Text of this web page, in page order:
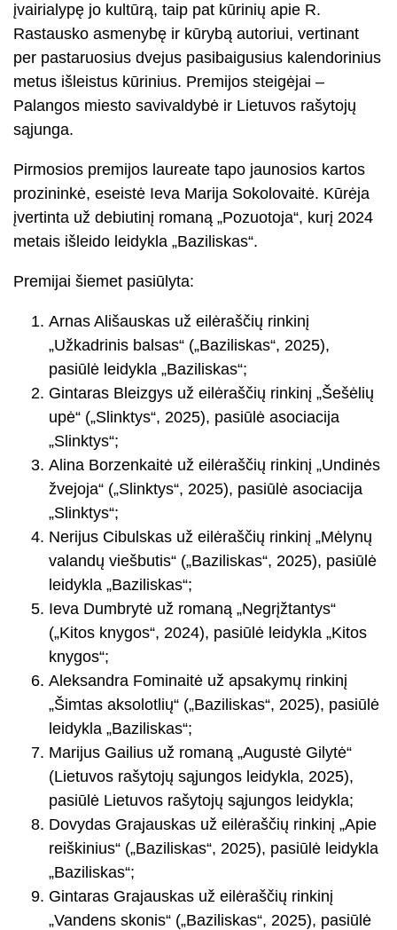
įvairialypę jo kultūrą, taip pat kūrinių apie R.
Rastausko asmenybę ir kūrybą autoriui, vertinant
per pastaruosius dvejus pasibaigusius kalendorinius
metus išleistus kūrinius. Premijos steigėjai –
Palangos miesto savivaldybė ir Lietuvos rašytojų
sąjunga.
Pirmosios premijos laureate tapo jaunosios kartos
prozininkė, eseistė Ieva Marija Sokolovaitė. Kūrėja
įvertinta už debiutinį romaną „Pozuotoja“, kurį 2024
metais išleido leidykla „Baziliskas“.
Premijai šiemet pasiūlyta:
Arnas Ališauskas už eilėraščių rinkinį
„Užkadrinis balsas“ („Baziliskas“, 2025),
pasiūlė leidykla „Baziliskas“;
Gintaras Bleizgys už eilėraščių rinkinį „Šešėlių
upė“ („Slinktys“, 2025), pasiūlė asociacija
„Slinktys“;
Alina Borzenkaitė už eilėraščių rinkinį „Undinės
žvejoja“ („Slinktys“, 2025), pasiūlė asociacija
„Slinktys“;
Nerijus Cibulskas už eilėraščių rinkinį „Mėlynų
valandų viešbutis“ („Baziliskas“, 2025), pasiūlė
leidykla „Baziliskas“;
Ieva Dumbrytė už romaną „Negrįžtantys“
(„Kitos knygos“, 2024), pasiūlė leidykla „Kitos
knygos“;
Aleksandra Fominaitė už apsakymų rinkinį
„Šimtas aksolotlių“ („Baziliskas“, 2025), pasiūlė
leidykla „Baziliskas“;
Marijus Gailius už romaną „Augustė Gilytė“
(Lietuvos rašytojų sąjungos leidykla, 2025),
pasiūlė Lietuvos rašytojų sąjungos leidykla;
Dovydas Grajauskas už eilėraščių rinkinį „Apie
reiškinius“ („Baziliskas“, 2025), pasiūlė leidykla
„Baziliskas“;
Gintaras Grajauskas už eilėraščių rinkinį
„Vandens skonis“ („Baziliskas“, 2025), pasiūlė